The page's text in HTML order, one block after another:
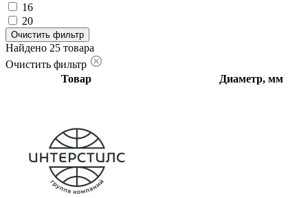
16
20
Очистить фильтр
Найдено 25 товара
Очистить фильтр
Товар
Диаметр, мм